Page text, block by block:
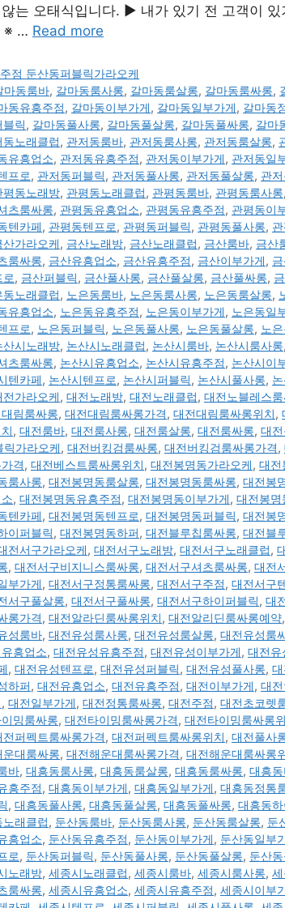
는 오태식입니다. ▶ 내가 있기 전 고객이 있
※ … Read more
점 둔산동퍼블릭가라오케
마동룸바, 갈마동룸사롱, 갈마동룸살롱, 갈마동룸싸롱,
동유흥주점, 갈마동이부가게, 갈마동일부가게, 갈마동
릭, 갈마동풀사롱, 갈마동풀살롱, 갈마동풀싸롱, 갈마
동노래클럽, 관저동룸바, 관저동룸사롱, 관저동룸살롱,
유흥업소, 관저동유흥주점, 관저동이부가게, 관저동일
프로, 관저동퍼블릭, 관저동풀사롱, 관저동풀살롱, 관
평동노래방, 관평동노래클럽, 관평동룸바, 관평동룸사롱,
츠룸싸롱, 관평동유흥업소, 관평동유흥주점, 관평동이
텐카페, 관평동텐프로, 관평동퍼블릭, 관평동풀사롱,
산가라오케, 금산노래방, 금산노래클럽, 금산룸바, 금산
룸싸롱, 금산유흥업소, 금산유흥주점, 금산이부가게,
, 금산퍼블릭, 금산풀사롱, 금산풀살롱, 금산풀싸롱,
동노래클럽, 노은동룸바, 노은동룸사롱, 노은동룸살롱,
유흥업소, 노은동유흥주점, 노은동이부가게, 노은동일
프로, 노은동퍼블릭, 노은동풀사롱, 노은동풀살롱, 노
산시노래방, 논산시노래클럽, 논산시룸바, 논산시룸사롱,
츠룸싸롱, 논산시유흥업소, 논산시유흥주점, 논산시이
텐카페, 논산시텐프로, 논산시퍼블릭, 논산시풀사롱,
전가라오케, 대전노래방, 대전노래클럽, 대전노블레스
림룸싸롱, 대전대림룸싸롱가격, 대전대림룸싸롱위치,
, 대전룸바, 대전룸사롱, 대전룸살롱, 대전룸싸롱, 대
가라오케, 대전버킹검룸싸롱, 대전버킹검룸싸롱가격,
격, 대전베스트룸싸롱위치, 대전봉명동가라오케, 대전
룸사롱, 대전봉명동룸살롱, 대전봉명동룸싸롱, 대전봉
, 대전봉명동유흥주점, 대전봉명동이부가게, 대전봉명
텐카페, 대전봉명동텐프로, 대전봉명동퍼블릭, 대전봉
이퍼블릭, 대전봉명동하퍼, 대전블루칩룸싸롱, 대전블
전서구가라오케, 대전서구노래방, 대전서구노래클럽,
, 대전서구비지니스룸싸롱, 대전서구셔츠룸싸롱, 대전
부가게, 대전서구정통룸싸롱, 대전서구주점, 대전서구
서구풀살롱, 대전서구풀싸롱, 대전서구하이퍼블릭, 대
롱가격, 대전알라딘룸싸롱위치, 대전알리딘룸싸롱예약,
성룸바, 대전유성룸사롱, 대전유성룸살롱, 대전유성룸
흥업소, 대전유성유흥주점, 대전유성이부가게, 대전유
, 대전유성텐프로, 대전유성퍼블릭, 대전유성풀사롱,
하퍼, 대전유흥업소, 대전유흥주점, 대전이부가게, 대
, 대전일부가게, 대전정통룸싸롱, 대전주점, 대전초코렛
밍룸싸롱, 대전타이밍룸싸롱가격, 대전타이밍룸싸롱
전퍼펙트룸싸롱가격, 대전퍼펙트룸싸롱위치, 대전풀사
운대룸싸롱, 대전해운대룸싸롱가격, 대전해운대룸싸롱
바, 대흥동룸사롱, 대흥동룸살롱, 대흥동룸싸롱, 대흥
흥주점, 대흥동이부가게, 대흥동일부가게, 대흥동정통
, 대흥동풀사롱, 대흥동풀살롱, 대흥동풀싸롱, 대흥동
래클럽, 둔산동룸바, 둔산동룸사롱, 둔산동룸살롱, 둔
흥업소, 둔산동유흥주점, 둔산동이부가게, 둔산동일부
로, 둔산동퍼블릭, 둔산동풀사롱, 둔산동풀살롱, 둔산
노래방, 세종시노래클럽, 세종시룸바, 세종시룸사롱,
룸싸롱, 세종시유흥업소, 세종시유흥주점, 세종시이부